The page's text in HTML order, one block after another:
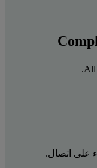
All
على اتصال.